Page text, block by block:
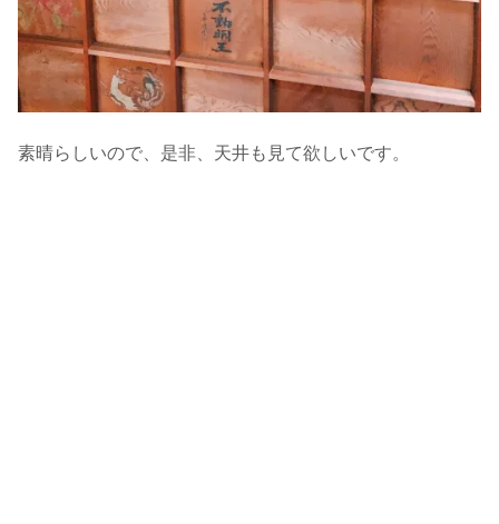
素晴らしいので、是非、天井も見て欲しいです。